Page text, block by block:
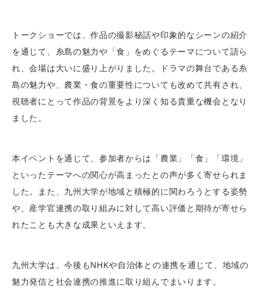
トークショーでは、作品の撮影秘話や印象的なシーンの紹介
を通じて、糸島の魅力や「食」をめぐるテーマについて語ら
れ、会場は大いに盛り上がりました。ドラマの舞台である糸
島の魅力や、農業・食の重要性についても改めて共有され、
視聴者にとって作品の背景をより深く知る貴重な機会となり
ました。
本イベントを通じて、参加者からは「農業」「食」「環境」
といったテーマへの関心が高まったとの声が多く寄せられま
した。また、九州大学が地域と積極的に関わろうとする姿勢
や、産学官連携の取り組みに対して高い評価と期待が寄せら
れたことも大きな成果といえます。
九州大学は、今後もNHKや自治体との連携を通じて、地域の
魅力発信と社会連携の推進に取り組んでまいります。